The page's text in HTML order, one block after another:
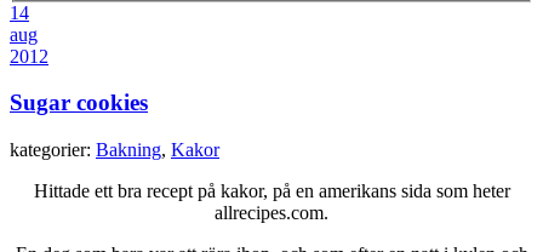
14
aug
2012
Sugar cookies
kategorier: Bakning, Kakor
Hittade ett bra recept på kakor, på en amerikans sida som heter
allrecipes.com.